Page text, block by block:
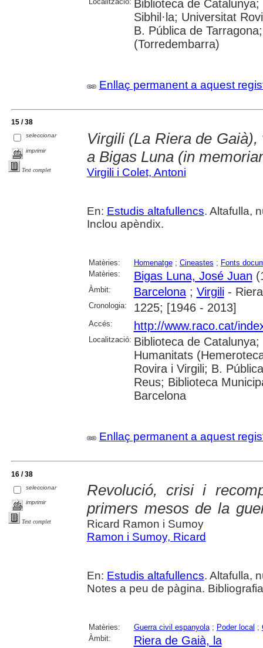
Biblioteca de
Sibhil·la; Universitat
B. Pública de
(Torredembarra)
Enllaç permanent a aquest
15 / 38
seleccionar
imprimir
Text complet
Virgili (La Riera de
a Bigas Luna (in
Virgili i Colet, Antoni
En: Estudis altafullencs. Altafulla,
Inclou apèndix.
Matèries: Homenatge; Cineastes ; Fonts
Matèries:
Bigas Luna, José Juan
Àmbit: Barcelona; Virgili-
Cronologia: 1225; [1946 - 2013]
Accés: http://www.raco.cat/
Localització: Biblioteca de
Humanitats
Rovira i Virgili; B.
Reus; Biblioteca
Barcelona
Enllaç permanent a aquest
16 / 38
seleccionar
imprimir
Text complet
Revolució, crisi i
primers mesos de la
Ricard Ramon i Sumoy
Ramon i Sumoy, Ricard
En: Estudis altafullencs. Altafulla,
Notes a peu de pàgina.
Matèries: Guerra civil espanyola; Poder local ;
Àmbit:
Riera de Gaià, la